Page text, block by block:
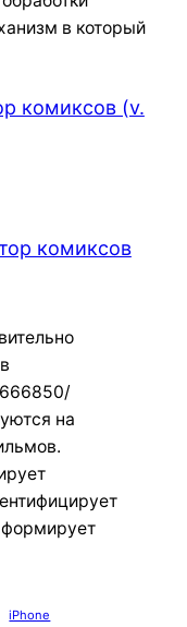
в который
комиксов (v.
комиксов
на
формирует
iPhone